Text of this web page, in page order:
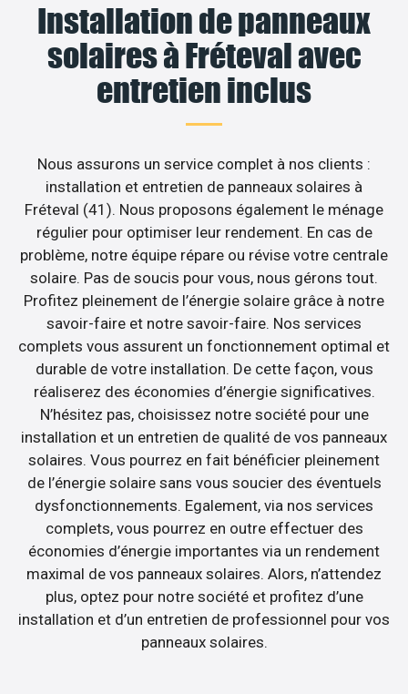
Installation de panneaux
solaires à Fréteval avec
entretien inclus
Nous assurons un service complet à nos clients :
installation et entretien de panneaux solaires à
Fréteval (41). Nous proposons également le ménage
régulier pour optimiser leur rendement. En cas de
problème, notre équipe répare ou révise votre centrale
solaire. Pas de soucis pour vous, nous gérons tout.
Profitez pleinement de l’énergie solaire grâce à notre
savoir-faire et notre savoir-faire. Nos services
complets vous assurent un fonctionnement optimal et
durable de votre installation. De cette façon, vous
réaliserez des économies d’énergie significatives.
N’hésitez pas, choisissez notre société pour une
installation et un entretien de qualité de vos panneaux
solaires. Vous pourrez en fait bénéficier pleinement
de l’énergie solaire sans vous soucier des éventuels
dysfonctionnements. Egalement, via nos services
complets, vous pourrez en outre effectuer des
économies d’énergie importantes via un rendement
maximal de vos panneaux solaires. Alors, n’attendez
plus, optez pour notre société et profitez d’une
installation et d’un entretien de professionnel pour vos
panneaux solaires.